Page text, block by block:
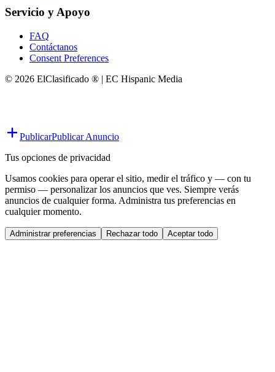
Servicio y Apoyo
FAQ
Contáctanos
Consent Preferences
© 2026 ElClasificado ® | EC Hispanic Media
PublicarPublicar Anuncio
Tus opciones de privacidad
Usamos cookies para operar el sitio, medir el tráfico y — con tu
permiso — personalizar los anuncios que ves. Siempre verás
anuncios de cualquier forma. Administra tus preferencias en
cualquier momento.
Administrar preferencias Rechazar todo Aceptar todo